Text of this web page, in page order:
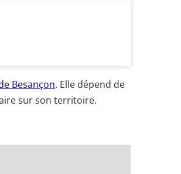
Besançon. Elle dépend de
sur son territoire.